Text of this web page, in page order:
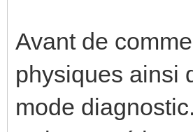
Avant de
physiques ainsi
mode diagnostic.